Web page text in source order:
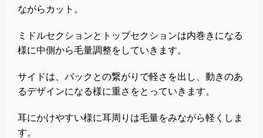
ながらカット。
ミドルセクションとトップセクションは内巻きになる
様に中側から毛量調整をしていきます。
サイドは、バックとの繋がりで軽さを出し、動きのあ
るデザインになる様に重さをとっていきます。
耳にかけやすい様に耳周りは毛量をみながら軽くしま
す。